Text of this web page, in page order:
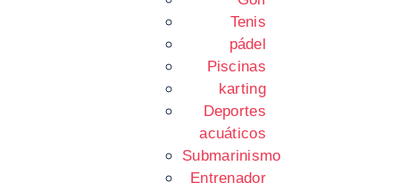
Tenis
pádel
Piscinas
karting
Deportes
acuáticos
Submarinismo
Entrenador